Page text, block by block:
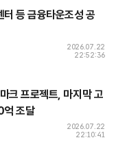
등 금융타운조성 공
2026.07.22
22:52:36
크 프로젝트, 마지막 고
억 조달
2026.07.22
22:10:41